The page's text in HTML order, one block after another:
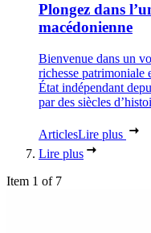
Plongez dans
macédonienne
Bienvenue dans un
richesse
État indépendant
par des siècles
ArticlesLire plus
Lire plus
Item 1 of 7